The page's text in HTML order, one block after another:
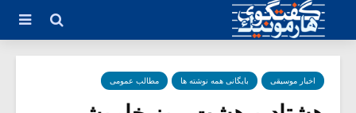
اخبار موسیقی بایگانی همه نوشته ها مطالب عمومی